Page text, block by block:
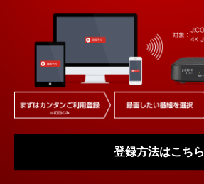
登録方法はこちら